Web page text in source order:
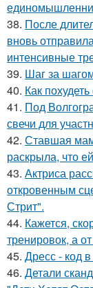
38. После
вновь
интенсивные
39. Шаг за
40. Как
41. Под
свечи для
42. Ставшая
раскрыла, что
43. Актриса
откровенным
Стрит".
44. Кажется,
тренировок, а
45. Дресс - код
46. Детали